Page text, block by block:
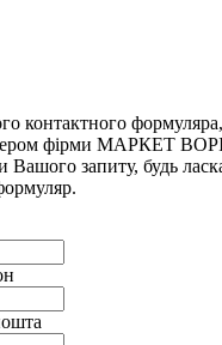
контактного
фірми МАРКЕТ
Вашого запиту, будь